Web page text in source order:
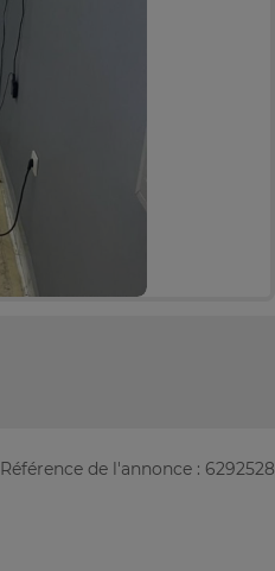
Référence de l'annonce : 6292528